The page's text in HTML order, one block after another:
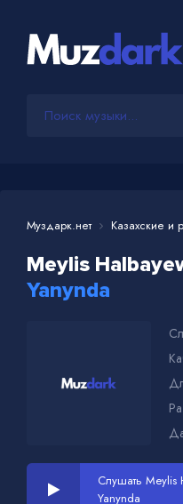
Муздарк.нет Казахские и
Meylis
Yanynda
Слушать Meylis
Yanynda